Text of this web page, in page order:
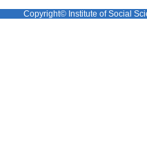
Copyright© Institute of Social